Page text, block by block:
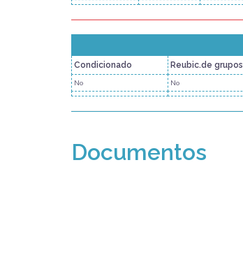
Condicionado Reubic.de grupos
No No
Documentos